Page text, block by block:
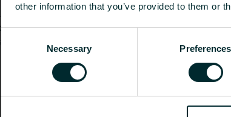
other information that you’ve provided to them or
Consent
Necessary Preferences